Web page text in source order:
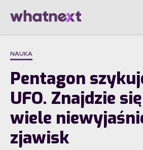
NAUKA
Pentagon
UFO. Znajdzie
wiele
zjawisk